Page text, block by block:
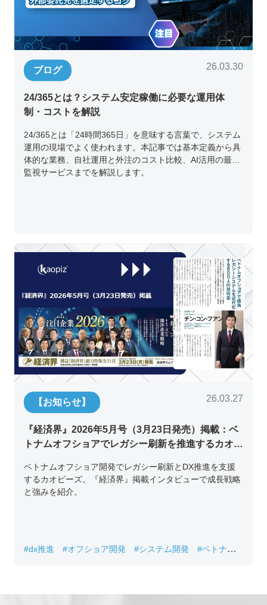
ブログ 26.03.30
24/365とは？システム安定稼働に必要な運用体
制・コストを解説
24/365とは「24時間365日」を意味する言葉で、システム
運用の現場でよく使われます。本記事では基本定義から具
体的な業務、自社運用と外注のコスト比較、AI活用の最新
監視サービスまでを解説します。
【お知らせ】 26.03.27
『経済界』2026年5月号（3月23日発売）掲載：ベ
トナムオフショアでレガシー刷新を推進するカオピ
ベトナムオフショア開発でレガシー刷新とDX推進を支援
するカオピーズ。『経済界』掲載インタビューで成長戦略
と強みを紹介。
#dx推進 #オフショア開発 #システム開発
#ベトナムIT